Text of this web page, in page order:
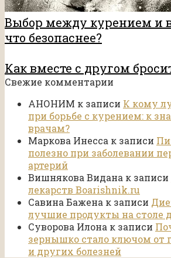
Выбор между курением и
что безопаснее?
Как вместе с другом
Свежие комментарии
АНОНИМ к записи К кому
при борьбе с курением: к
врачам?
Маркова Инесса к записи
полезно при заболевании
артерий
Вишнякова Видана к записи
лекарств Boarishnik.ru
Савина Бажена к записи
лучшие продукты на столе
Суворова Илона к записи
зернышко стало ключом от
и других болезней